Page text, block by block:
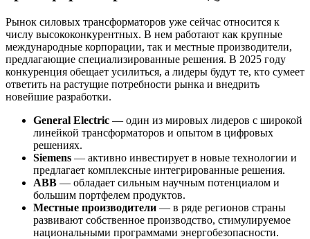
Рынок силовых трансформаторов уже сейчас относится к
числу высококонкурентных. В нем работают как крупные
международные корпорации, так и местные производители,
предлагающие специализированные решения. В 2025 году
конкуренция обещает усилиться, а лидеры будут те, кто сумеет
ответить на растущие потребности рынка и внедрить
новейшие разработки.
General Electric — один из мировых лидеров с широкой
линейкой трансформаторов и опытом в цифровых
решениях.
Siemens — активно инвестирует в новые технологии и
предлагает комплексные интегрированные решения.
ABB — обладает сильным научным потенциалом и
большим портфелем продуктов.
Местные производители — в ряде регионов страны
развивают собственное производство, стимулируемое
национальными программами энергобезопасности.